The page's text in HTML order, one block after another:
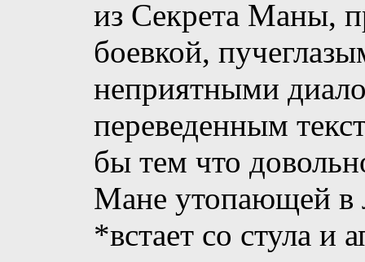
из Секрета Маны,
боевкой,
неприятными
переведенным
бы тем что
Мане утопающей в
*встает со стула и